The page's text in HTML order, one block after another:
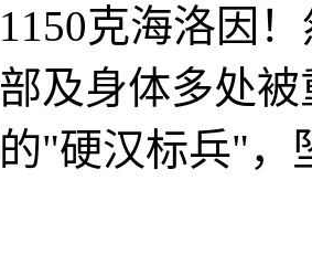
克海洛因
及身体多处
"硬汉标兵"